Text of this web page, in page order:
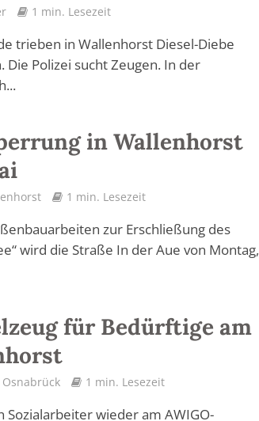
1 min. Lesezeit
trieben in Wallenhorst Diesel-Diebe
Polizei sucht Zeugen. In der
in Wallenhorst
1 min. Lesezeit
zur Erschließung des
wird die Straße In der Aue von Montag,
für Bedürftige am
1 min. Lesezeit
Sozialarbeiter wieder am AWIGO-